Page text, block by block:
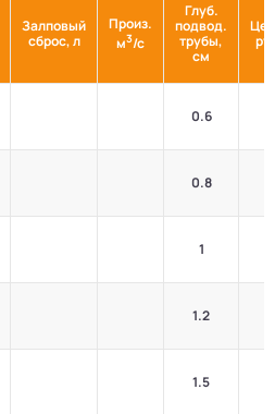
Залповый
сброс, л
Произ.
м3/с
Глуб.
подвод.
трубы,
см
0.6
0.8
1
1.2
1.5